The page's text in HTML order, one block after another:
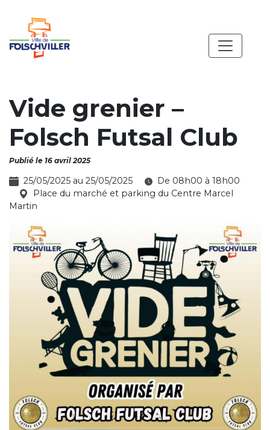
Vide grenier –
Folsch Futsal Club
Publié le 16 avril 2025
25/05/2025 au 25/05/2025
De 08h00 à 18h00
Place du marché et parking du Centre Marcel
Martin